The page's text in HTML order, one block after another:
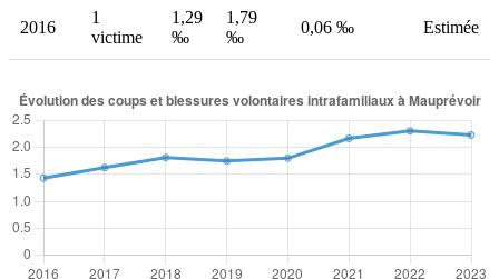
2016
1
victime
1,29
‰
1,79
‰
0,06 ‰ Estimée